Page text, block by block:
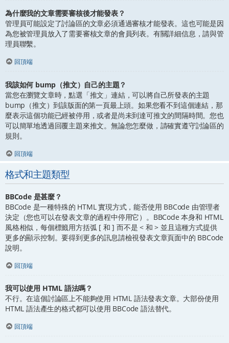
為什麼我的文章需要審核後才能發表？
管理員可能設定了討論區的文章必須通過審核才能發表。這也可能是因
為您被管理員放入了需要審核文章的會員列表。有關詳細信息，請與管
理員聯繫。
回頂端
我該如何 bump（推文）自己的主題？
當您在瀏覽文章時，點選「推文」連結，可以將自己所發表的主題
bump（推文）到該版面的第一頁最上頭。如果您看不到這個連結，那
麼表示這個功能已經被停用，或者是尚未到達可推文的間隔時間。您也
可以簡單地透過回覆主題來推文。無論您怎麼做，請確實遵守討論區的
規則。
回頂端
格式和主題類型
BBCode 是甚麼？
BBCode 是一種特殊的 HTML 實現方式，能否使用 BBCode 由管理者
決定（您也可以在發表文章的過程中停用它）。BBCode 本身和 HTML
風格相似，每個標籤用方括弧 [ 和 ] 而不是 < 和 > 並且這種方式提供
更多的顯示控制。要得到更多的訊息請檢視發表文章頁面中的 BBCode
說明。
回頂端
我可以使用 HTML 語法嗎？
不行。在這個討論區上不能夠使用 HTML 語法發表文章。大部份使用
HTML 語法產生的格式都可以使用 BBCode 語法替代。
回頂端